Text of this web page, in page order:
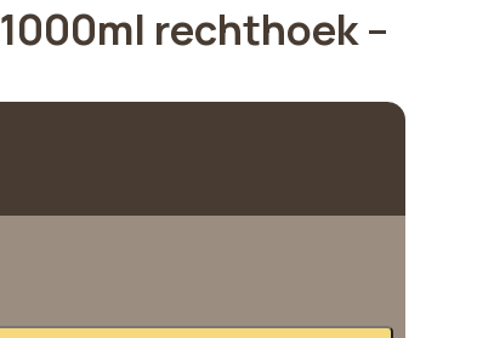
rechthoek –